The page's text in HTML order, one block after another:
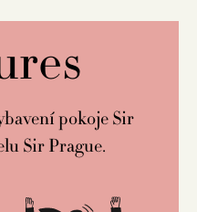
pokoje Sir
Sir Prague.